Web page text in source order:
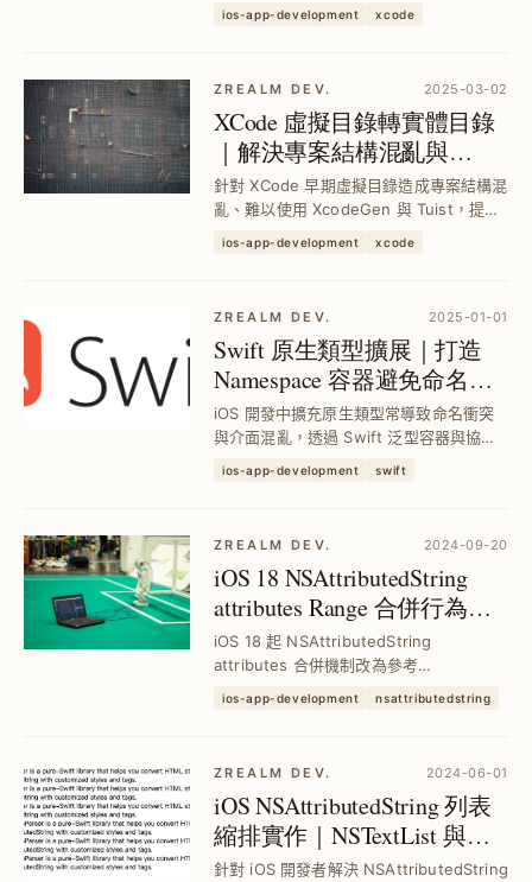
節省測試時間並精準定位 XCode 優化造成
ios-app-development xcode
ZREALM DEV. 2025-03-02
XCode 虛擬目錄轉實體目錄
｜解決專案結構混亂與
XcodeGen、Tuist 整合痛點
針對 XCode 早期虛擬目錄造成專案結構混
亂、難以使用 XcodeGen 與 Tuist，提供
擬目錄為實體目錄，降低合併衝突風險，
ios-app-development xcode
ZREALM DEV. 2025-01-01
Swift 原生類型擴展｜打造
Namespace 容器避免命名衝
突，提升模組化維護性
iOS 開發中擴充原生類型常導致命名衝突
與介面混亂，透過 Swift 泛型容器與協議
有效區隔自訂與原生 API，提升專案模組
ios-app-development swift
ZREALM DEV. 2024-09-20
iOS 18 NSAttributedString
attributes Range 合併行為改
變｜Equatable 影響解析與閃
退問題排除
iOS 18 起 NSAttributedString
attributes 合併機制改為參考
為異動，造成 HTML 解析閃退。深入剖析
ios-app-development nsattributedstring
ZREALM DEV. 2024-06-01
iOS NSAttributedString 列表
縮排實作｜NSTextList 與
NSTextTab 巢狀排版解析
針對 iOS 開發者解決 NSAttributedString